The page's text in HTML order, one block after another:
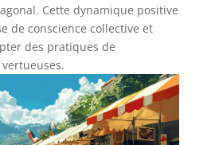
Cette dynamique positive
de conscience collective et
des pratiques de